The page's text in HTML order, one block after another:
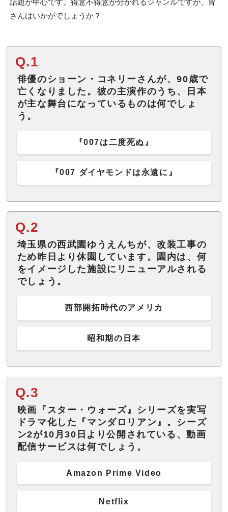
話題が中心です。得意不得意が分かれるジャンルですが、皆
さんはいかがでしょうか？
Q.1
俳優のショーン・コネリーさんが、90歳で
亡くなりました。彼の主演作のうち、日本
が主な舞台になっているものは何でしょ
う。
『007は二度死ぬ』
『007 ダイヤモンドは永遠に』
Q.2
埼玉県の西武園ゆうえんちが、改装工事の
ため昨日より休園しています。園内は、何
をイメージした施設にリニューアルされる
でしょう。
西部開拓時代のアメリカ
昭和期の日本
Q.3
映画『スター・ウォーズ』シリーズを実写
ドラマ化した『マンダロリアン』。シーズ
ン2が10月30日より公開されている、動画
配信サービスは何でしょう。
Amazon Prime Video
Netflix